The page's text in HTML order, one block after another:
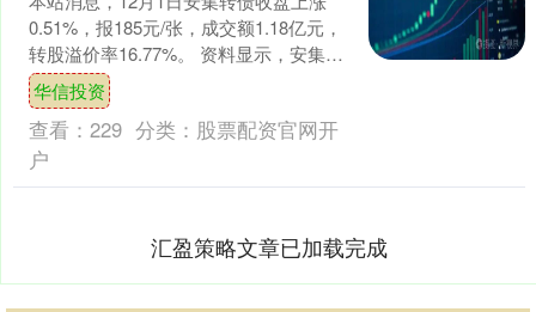
0.51%，报185元/张，成交额1.18亿元，
转股溢价率16.77%。 资料显示，安集转
债信用级别为“AA-”，债券期限6....
华信投资
查看： 229 分类： 股票配资官网开
户
汇盈策略文章已加载完成